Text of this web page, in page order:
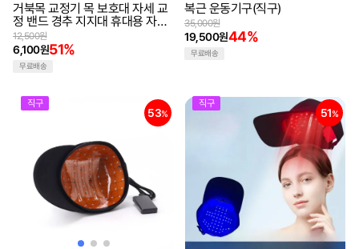
거북목 교정기 목 보호대 자세 교
정 밴드 경추 지지대 휴대용 자세
교정기
6,100원51%
12,500원
무료배송
복근 운동기구(직구)
19,500원44%
35,000원
무료배송
직구
53%
직구
51%